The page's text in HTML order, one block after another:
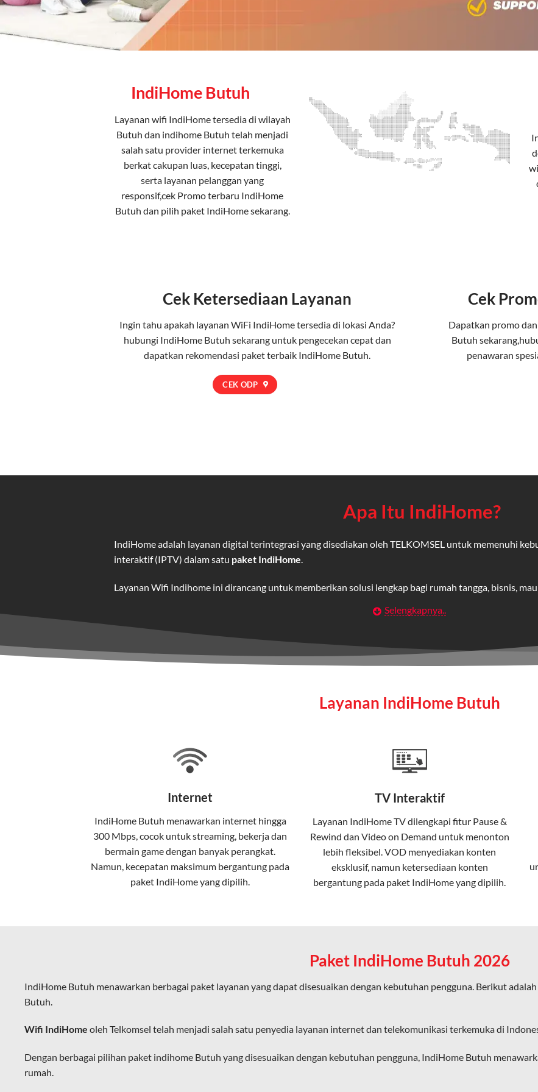
IndiHome Butuh
Layanan wifi IndiHometersedia di wilayah
Butuh dan indihome Butuh telah menjadi
salah satu provider internet terkemuka
berkat cakupan luas, kecepatan tinggi,
serta layanan pelanggan yang
responsif,cek Promo terbaru IndiHome
Butuh dan pilih paket IndiHomesekarang.
Cek Ketersediaan Layanan
Ingin tahu apakah layanan WiFi IndiHome tersedia di lokasi Anda?
hubungi IndiHome Butuh sekarang untuk pengecekan cepat dan
dapatkan rekomendasi paket terbaik IndiHome Butuh.
CEK ODP
Cek
Dapatkan promo
Butuh
penawaran
Apa Itu IndiHome?
IndiHome adalah layanan digital terintegrasi yang disediakan oleh TELKOMSEL untuk memenuhi
interaktif (IPTV) dalam satu paket IndiHome.
Layanan Wifi Indihome ini dirancang untuk memberikan solusi lengkap bagi rumah tangga, bisnis,
Wifi IndiHome adalah layananinternetberbasis fiber optic yang disediakan oleh Telkom Indonesia
Teknologi di Balik WiFi IndiHome
pelanggan. Teknologi ini memiliki beberapa keunggulan:
Kecepatan Tinggi
Serat optik mampu mentransmisikan data dalam kecepatan tinggi hingga 1 Gbps, lebih cepat
Koneksi Stabil
melalui perangkat router WiFi.
Selengkapnya..
Layanan IndiHome Butuh
Internet
IndiHome Butuh menawarkan internethingga
300 Mbps, cocok untuk streaming, bekerja dan
bermain game dengan banyak perangkat.
Namun, kecepatan maksimum bergantung pada
paket IndiHome yang dipilih.
TV Interaktif
Layanan IndiHome TVdilengkapi fitur Pause &
Rewind dan Video on Demand untuk menonton
lebih fleksibel. VOD menyediakan konten
eksklusif, namun ketersediaan konten
bergantung pada paket IndiHome yang dipilih.
Paket IndiHome Butuh 2026
IndiHome Butuh menawarkan berbagai paket layanan yang dapat disesuaikan dengan kebutuhan pengguna. Berikut
Butuh.
Wifi IndiHome oleh Telkomsel telah menjadi salah satu penyedia layanan internet dan telekomunikasi terkemuka di
Dengan berbagai pilihan paket indihome Butuh yang disesuaikan dengan kebutuhan pengguna, IndiHome Butuh
rumah.